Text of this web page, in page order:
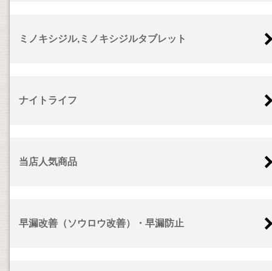
ミノキシジル,ミノキシジルタブレット
ナイトライフ
当店人気商品
早漏改善（ソウロウ改善）・早漏防止